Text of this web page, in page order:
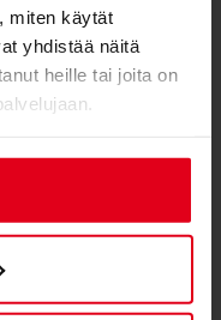
miten käytät
yhdistää näitä
heille tai joita on
Gamersware GmbH
1, 10589
Germany
1, 10589
Germany